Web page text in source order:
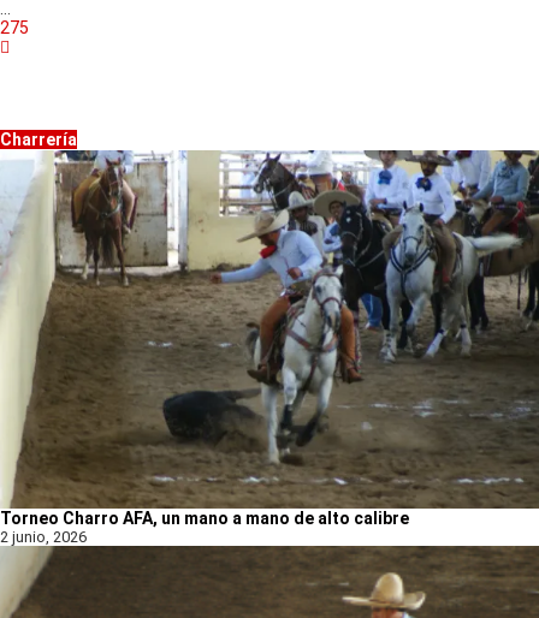
275
Charrería
Torneo Charro AFA, un mano a mano de alto calibre
2 junio, 2026